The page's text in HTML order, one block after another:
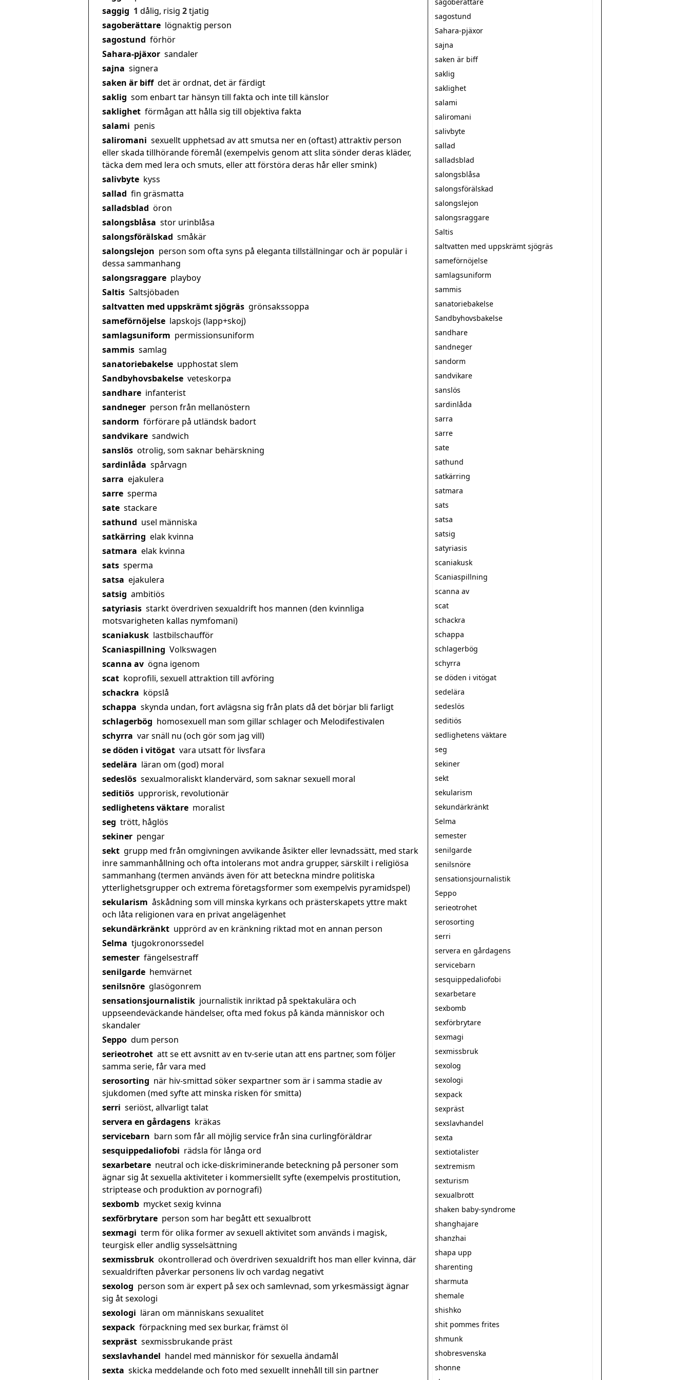
saggig 1 dålig, risig 2tjatig
sagoberättare lögnaktig person
sagostund förhör
Sahara-pjäxor sandaler
sajna signera
saken är biff det är ordnat, det är färdigt
saklig som enbart tar hänsyn till fakta och inte till känslor
saklighet förmågan att hålla sig till objektiva fakta
salami penis
saliromani sexuellt upphetsad av att smutsa ner en (oftast) attraktiv person
eller skada tillhörande föremål (exempelvis genom att slita sönder deras kläder,
täcka dem med lera och smuts, eller att förstöra deras hår eller smink)
salivbyte kyss
sallad fin gräsmatta
salladsblad öron
salongsblåsa stor urinblåsa
salongsförälskad småkär
salongslejon person som ofta syns på eleganta tillställningar och är populär i
dessa sammanhang
salongsraggare playboy
Saltis Saltsjöbaden
saltvatten med uppskrämt sjögräs grönsakssoppa
sameförnöjelse lapskojs (lapp+skoj)
samlagsuniform permissionsuniform
sammis samlag
sanatoriebakelse upphostat slem
Sandbyhovsbakelse veteskorpa
sandhare infanterist
sandneger person från mellanöstern
sandorm förförare på utländsk badort
sandvikare sandwich
sanslös otrolig, som saknar behärskning
sardinlåda spårvagn
sarra ejakulera
sarre sperma
sate stackare
sathund usel människa
satkärring elak kvinna
satmara elak kvinna
sats sperma
satsa ejakulera
satsig ambitiös
satyriasis starkt överdriven sexualdrift hos mannen (den kvinnliga
motsvarigheten kallas nymfomani)
scaniakusk lastbilschaufför
Scaniaspillning Volkswagen
scanna av ögna igenom
scat koprofili, sexuell attraktion till avföring
schackra köpslå
schappa skynda undan, fort avlägsna sig från plats då det börjar bli farligt
schlagerbög homosexuell man som gillar schlager och Melodifestivalen
schyrra var snäll nu (och gör som jag vill)
se döden i vitögat vara utsatt för livsfara
sedelära läran om (god) moral
sedeslös sexualmoraliskt klandervärd, som saknar sexuell moral
seditiös upprorisk, revolutionär
sedlighetens väktare moralist
seg trött, håglös
sekiner pengar
sekt grupp med från omgivningen avvikande åsikter eller levnadssätt, med stark
inre sammanhållning och ofta intolerans mot andra grupper, särskilt i religiösa
sammanhang (termen används även för att beteckna mindre politiska
ytterlighetsgrupper och extrema företagsformer som exempelvis pyramidspel)
sekularism åskådning som vill minska kyrkans och prästerskapets yttre makt
och låta religionen vara en privat angelägenhet
sekundärkränkt upprörd av en kränkning riktad mot en annan person
Selma tjugokronorssedel
semester fängelsestraff
senilgarde hemvärnet
senilsnöre glasögonrem
sensationsjournalistik journalistik inriktad på spektakulära och
uppseendeväckande händelser, ofta med fokus på kända människor och
skandaler
Seppo dum person
serieotrohet att se ett avsnitt av en tv-serie utan att ens partner, som följer
samma serie, får vara med
serosorting när hiv-smittad söker sexpartner som är i samma stadie av
sjukdomen (med syfte att minska risken för smitta)
serri seriöst, allvarligt talat
servera en gårdagens kräkas
servicebarn barn som får all möjlig service från sina curlingföräldrar
sesquippedaliofobi rädsla för långa ord
sexarbetare neutral och icke-diskriminerande beteckning på personer som
ägnar sig åt sexuella aktiviteter i kommersiellt syfte (exempelvis prostitution,
striptease och produktion av pornografi)
sexbomb mycket sexig kvinna
sexförbrytare person som har begått ett sexualbrott
sexmagi term för olika former av sexuell aktivitet som används i magisk,
teurgisk eller andlig sysselsättning
sexmissbruk okontrollerad och överdriven sexualdrift hos man eller kvinna, där
sexualdriften påverkar personens liv och vardag negativt
sexolog person som är expert på sex och samlevnad, som yrkesmässigt ägnar
sig åt sexologi
sexologi läran om människans sexualitet
sexpack förpackning med sex burkar, främst öl
sexpräst sexmissbrukande präst
sexslavhandel handel med människor för sexuella ändamål
sexta skicka meddelande och foto med sexuellt innehåll till sin partner
sagostund
Sahara-pjäxor
sajna
saken är biff
saklig
saklighet
salami
saliromani
salivbyte
sallad
salladsblad
salongsblåsa
salongsförälskad
salongslejon
salongsraggare
Saltis
saltvatten med uppskrämt sjögräs
sameförnöjelse
samlagsuniform
sammis
sanatoriebakelse
Sandbyhovsbakelse
sandhare
sandneger
sandorm
sandvikare
sanslös
sardinlåda
sarra
sarre
sate
sathund
satkärring
satmara
sats
satsa
satsig
satyriasis
scaniakusk
Scaniaspillning
scanna av
scat
schackra
schappa
schlagerbög
schyrra
se döden i vitögat
sedelära
sedeslös
seditiös
sedlighetens väktare
seg
sekiner
sekt
sekularism
sekundärkränkt
Selma
semester
senilgarde
senilsnöre
sensationsjournalistik
Seppo
serieotrohet
serosorting
serri
servera en gårdagens
servicebarn
sesquippedaliofobi
sexarbetare
sexbomb
sexförbrytare
sexmagi
sexmissbruk
sexolog
sexologi
sexpack
sexpräst
sexslavhandel
sexta
sextiotalister
sextremism
sexturism
sexualbrott
shaken baby-syndrome
shanghajare
shanzhai
shapa upp
sharenting
sharmuta
shemale
shishko
shit pommes frites
shmunk
shobresvenska
shonne